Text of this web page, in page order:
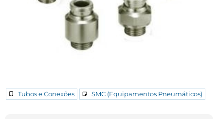
Tubos e Conexões SMC (Equipamentos Pneumáticos)